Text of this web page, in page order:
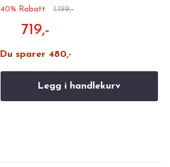
40% Rabatt 1.199,-
719,-
Du sparer 480,-
Legg i handlekurv